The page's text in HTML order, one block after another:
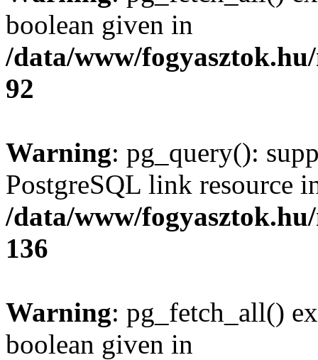
boolean given in
/data/www/
92
Warning: pg_query():
PostgreSQL link resource
/data/www/
136
Warning: pg_fetch_all()
boolean given in